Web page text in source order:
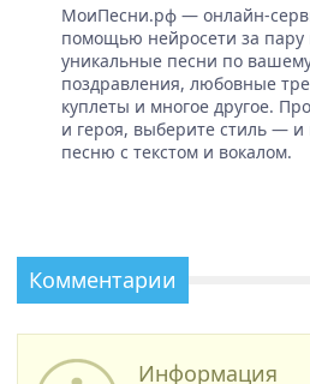
МоиПесни.рф — онлайн-
помощью нейросети за пару
уникальные песни по
поздравления, любовные
куплеты и многое другое.
и героя, выберите стиль — и
песню с текстом и вокалом.
Комментарии
Информация